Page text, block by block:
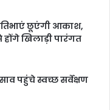
छूएंगी आकाश,
खिलाड़ी पारंगत
पहुंचे स्वच्छ सर्वेक्षण